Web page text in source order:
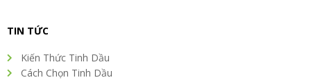
TIN TỨC
Kiến Thức Tinh Dầu
Cách Chọn Tinh Dầu